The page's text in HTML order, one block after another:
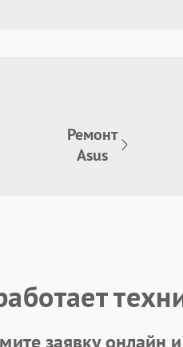
Ремонт
Asus
заявку онлайн